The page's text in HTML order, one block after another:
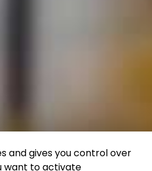
and gives you control over
want to activate